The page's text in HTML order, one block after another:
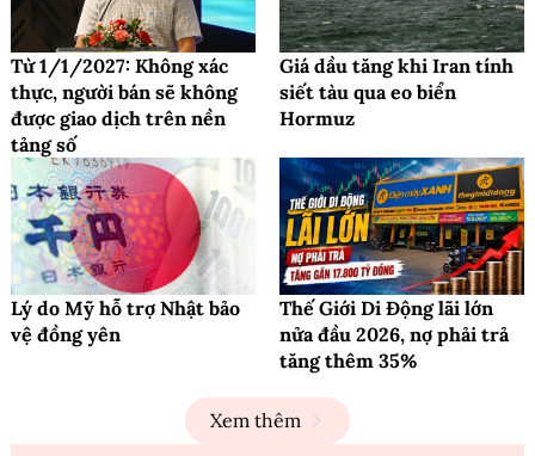
Từ 1/1/2027: Không xác
thực, người bán sẽ không
được giao dịch trên nền
tảng số
Giá dầu tăng khi Iran tính
siết tàu qua eo biển
Hormuz
Lý do Mỹ hỗ trợ Nhật bảo
vệ đồng yên
Thế Giới Di Động lãi lớn
nửa đầu 2026, nợ phải trả
tăng thêm 35%
Xem thêm